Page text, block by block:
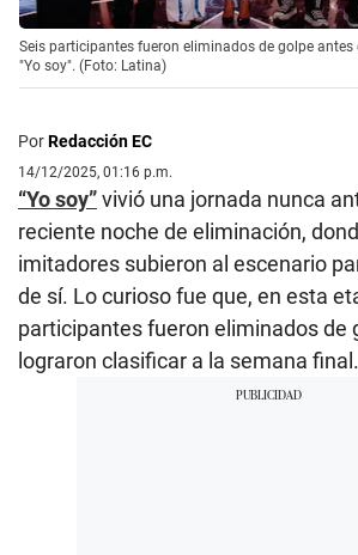
Seis participantes fueron eliminados de golpe
"Yo soy". (Foto: Latina)
PorRedacción EC
14/12/2025, 01:16 p.m.
“Yo soy”vivió una jornada nunca
reciente noche de eliminación,
imitadores subieron al escenario
de sí. Lo curioso fue que, en esta
participantes fueron eliminados de
lograron clasificar a la semana final.